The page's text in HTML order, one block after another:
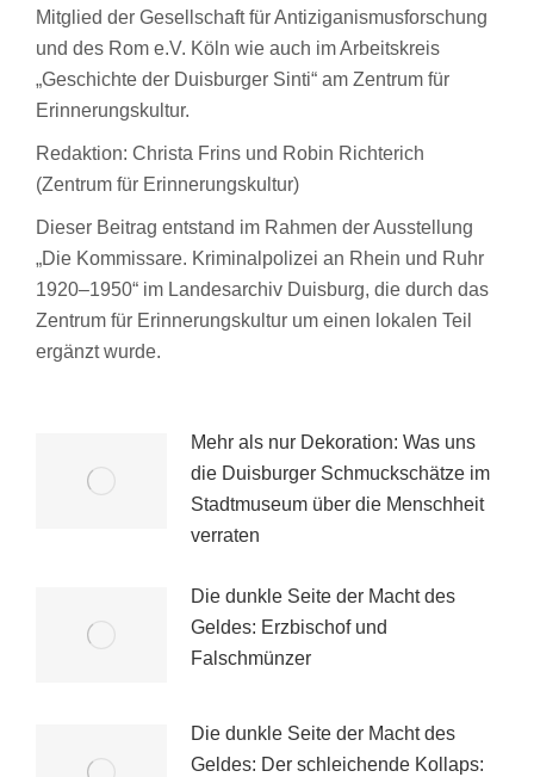
Mitglied der Gesellschaft für Antiziganismusforschung
und des Rom e.V. Köln wie auch im Arbeitskreis
„Geschichte der Duisburger Sinti“ am Zentrum für
Erinnerungskultur.
Redaktion: Christa Frins und Robin Richterich
(Zentrum für Erinnerungskultur)
Dieser Beitrag entstand im Rahmen der Ausstellung
„Die Kommissare. Kriminalpolizei an Rhein und Ruhr
1920–1950“ im Landesarchiv Duisburg, die durch das
Zentrum für Erinnerungskultur um einen lokalen Teil
ergänzt wurde.
Mehr als nur Dekoration: Was uns
die Duisburger Schmuckschätze im
Stadtmuseum über die Menschheit
verraten
Die dunkle Seite der Macht des
Geldes: Erzbischof und
Falschmünzer
Die dunkle Seite der Macht des
Geldes: Der schleichende Kollaps: